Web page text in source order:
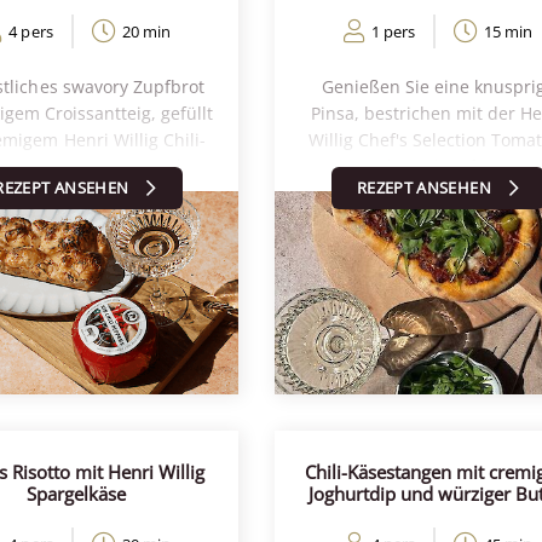
4 pers 20 min
swavory Zupfbrot
Croissantteig, gefüllt
Henri Willig Chili-
Die Croissantstücke
zusammen mit einer
Mischung aus
Niederländischem
und Chiliflocken in
gebacken – für
Balance aus süß,
und würzig.
ANSEHEN
1 pers 15 min
Genießen Sie eine
Pinsa, bestrichen mit der
Willig Chef's Selection
Tapenade und verfeinert
cremigem Henri Willig
Ziegenkäse. Belegt mit
Rucola, Oliven und
sonnengetrockneten
eine aromatische
Kombination.
REZEPT ANSEHEN
Risotto mit Henri Willig
Spargelkäse
Chili-Käsestangen mit
Joghurtdip und würziger